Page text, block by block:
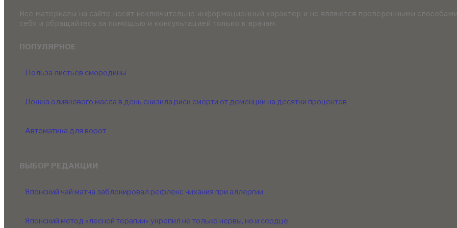
Все материалы на сайте носят исключительно информационный характер и не являются проверенными
себя и обращайтесь за помощью и консультацией только к врачам.
ПОПУЛЯРНОЕ
Польза листьев смородины
Ложка оливкового масла в день снизила риск смерти от деменции на десятки процентов
Автоматика для ворот
ВЫБОР РЕДАКЦИИ
Японский чай матча заблокировал рефлекс чихания при аллергии
Японский метод «лесной терапии» укрепил не только нервы, но и сердце